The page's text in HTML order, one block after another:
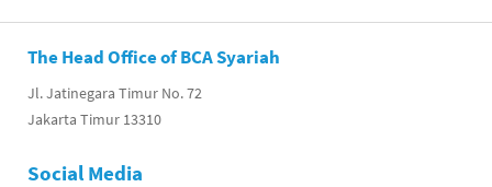
The Head Office of BCA Syariah
Jl. Jatinegara Timur No. 72
Jakarta Timur 13310
Social Media